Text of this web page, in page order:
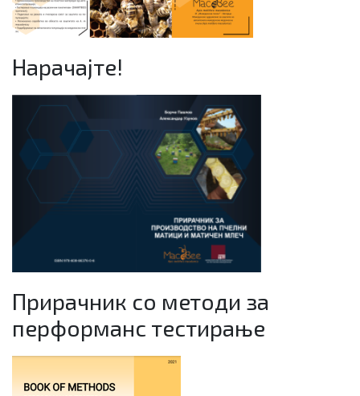
Нарачајте!
Прирачник со методи за
перформанс тестирање